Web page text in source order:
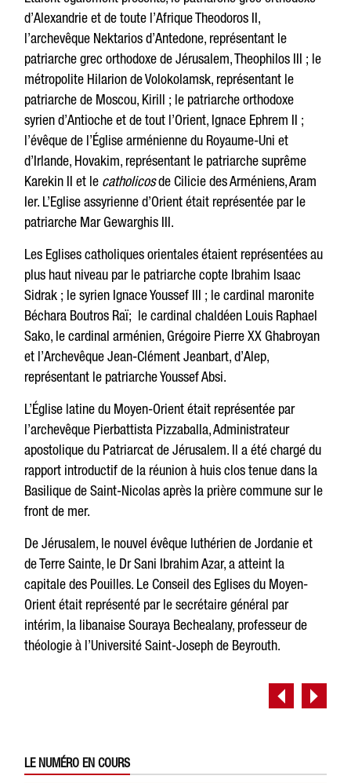
d’Alexandrie et de toute l’Afrique Theodoros II,
l’archevêque Nektarios d’Antedone, représentant le
patriarche grec orthodoxe de Jérusalem, Theophilos III ; le
métropolite Hilarion de Volokolamsk, représentant le
patriarche de Moscou, Kirill ; le patriarche orthodoxe
syrien d’Antioche et de tout l’Orient, Ignace Ephrem II ;
l’évêque de l’Église arménienne du Royaume-Uni et
d’Irlande, Hovakim, représentant le patriarche suprême
Karekin II et le catholicosde Cilicie des Arméniens, Aram
Ier. L’Eglise assyrienne d’Orient était représentée par le
patriarche Mar Gewarghis III.
Les Eglises catholiques orientales étaient représentées au
plus haut niveau par le patriarche copte Ibrahim Isaac
Sidrak ; le syrien Ignace Youssef III ; le cardinal maronite
Béchara Boutros Raï; le cardinal chaldéen Louis Raphael
Sako, le cardinal arménien, Grégoire Pierre XX Ghabroyan
et l’Archevêque Jean-Clément Jeanbart, d’Alep,
représentant le patriarche Youssef Absi.
L’Église latine du Moyen-Orient était représentée par
l’archevêque Pierbattista Pizzaballa, Administrateur
apostolique du Patriarcat de Jérusalem. Il a été chargé du
rapport introductif de la réunion à huis clos tenue dans la
Basilique de Saint-Nicolas après la prière commune sur le
front de mer.
De Jérusalem, le nouvel évêque luthérien de Jordanie et
de Terre Sainte, le Dr Sani Ibrahim Azar, a atteint la
capitale des Pouilles. Le Conseil des Eglises du Moyen-
Orient était représenté par le secrétaire général par
intérim, la libanaise Souraya Bechealany, professeur de
théologie à l’Université Saint-Joseph de Beyrouth.
LE NUMÉRO EN COURS